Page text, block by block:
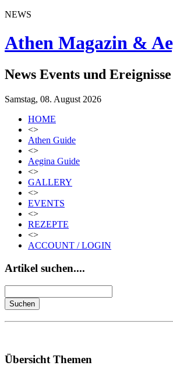
NEWS
Athen Magazin &
News Events und
Samstag, 08. August 2026
HOME
<>
Athen Guide
<>
Aegina Guide
<>
GALLERY
<>
EVENTS
<>
REZEPTE
<>
ACCOUNT / LOGIN
Artikel suchen....
Übersicht Themen